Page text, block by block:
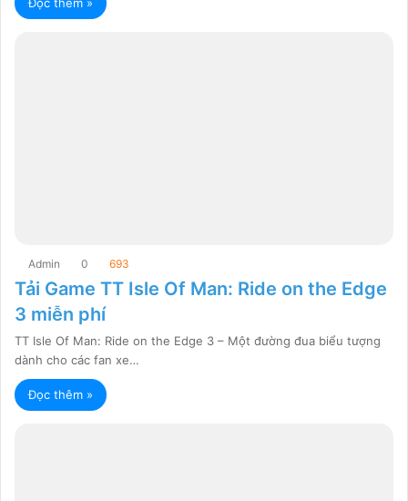
Admin 0 693
Tải Game TT Isle Of Man: Ride on the Edge
3 miễn phí
TT Isle Of Man: Ride on the Edge 3 – Một đường đua biểu tượng
dành cho các fan xe…
Đọc thêm »